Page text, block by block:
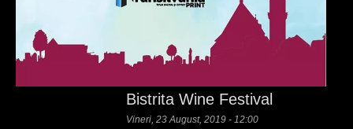
Bistrita Wine Festival
Vineri, 23 August, 2019 - 12:00